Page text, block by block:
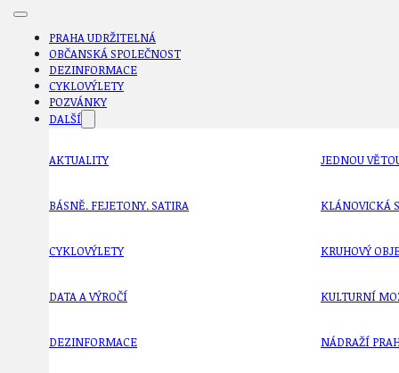
PRAHA UDRŽITELNÁ
OBČANSKÁ SPOLEČNOST
DEZINFORMACE
CYKLOVÝLETY
POZVÁNKY
DALŠÍ
AKTUALITY
BÁSNĚ. FEJETONY. SATIRA
CYKLOVÝLETY
DATA A VÝROČÍ
DEZINFORMACE
JEDNOU
KLÁNOVICKÁ
KRUHOVÝ
KULTURNÍ
NÁDRAŽÍ